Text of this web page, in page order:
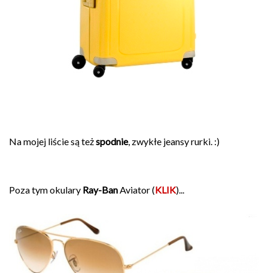
Na mojej liście są teżspodnie, zwykłe jeansy rurki. :)
Poza tym okulary Ray-Ban Aviator (KLIK)...